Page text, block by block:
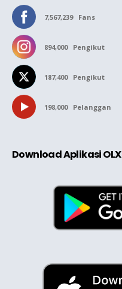
7,567,239 Fans
894,000 Pengikut
187,400 Pengikut
198,000 Pelanggan
Download Aplikasi OLX